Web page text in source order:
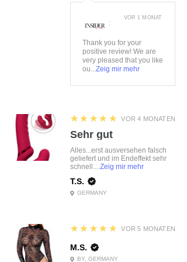
:
Thank you for your
positive review! We are
very pleased that you like
ou...Zeig mir mehr
VOR 1 MONAT
VOR 4 MONATEN
5
★★★★★
Sehr gut
Alles...erst ausversehen falsch
geliefert und im Endeffekt sehr
schnell....Zeig mir mehr
T.S.
GERMANY
VOR 5 MONATEN
5
★★★★★
M.S.
BY, GERMANY